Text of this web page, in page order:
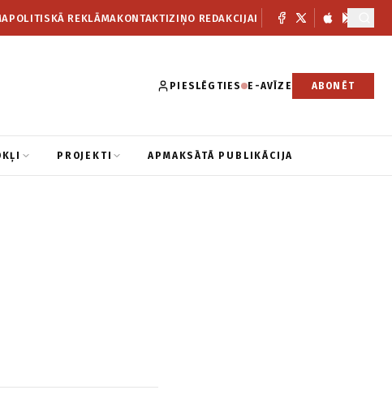
POLITISKĀ REKLĀMAKONTAKTIZIŅO REDAKCIJAI
PIESLĒGTIES E-AVĪZE ABONĒT
PROJEKTI APMAKSĀTĀ PUBLIKĀCIJA